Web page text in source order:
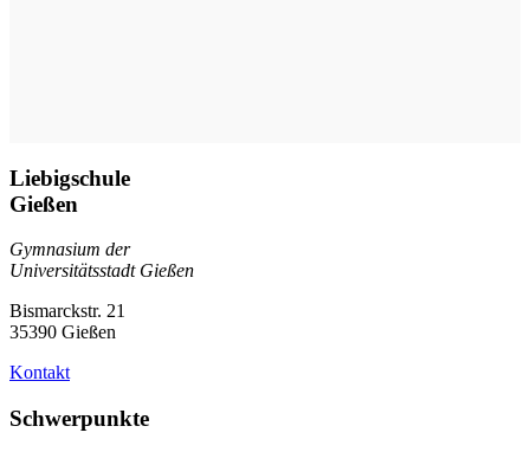
Liebigschule
Gießen
Gymnasium der
Universitätsstadt Gießen
Bismarckstr. 21
35390 Gießen
Kontakt
Schwerpunkte